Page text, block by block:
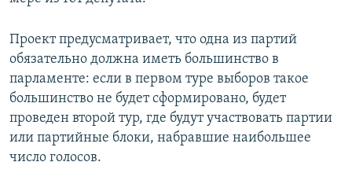
Проект предусматривает, что одна из партий
обязательно должна иметь большинство в
парламенте: если в первом туре выборов такое
большинство не будет сформировано, будет
проведен второй тур, где будут участвовать партии
или партийные блоки, набравшие наибольшее
число голосов.